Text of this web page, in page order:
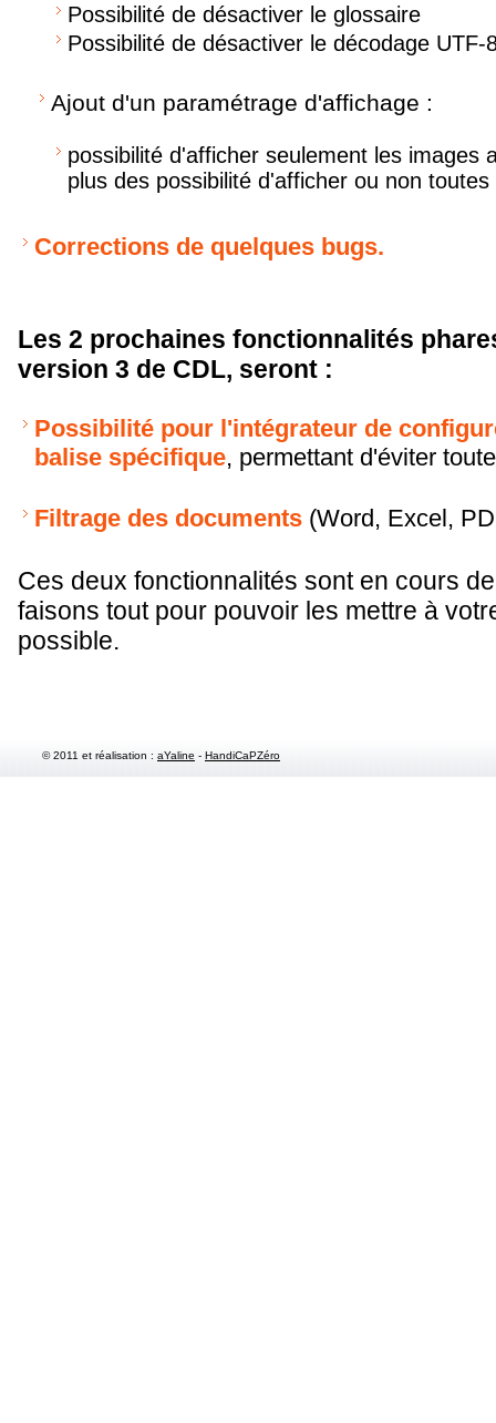
Possibilité de désactiver le glossaire
Possibilité de désactiver le décodage UTF-
Ajout d'un paramétrage d'affichage :
possibilité d'afficher seulement les images
plus des possibilité d'afficher ou non
Corrections de quelques bugs.
Les 2 prochaines fonctionnalités
version 3 de CDL, seront :
Possibilité pour l'intégrateur de
balise spécifique, permettant d'éviter
Filtrage des documents (Word, Excel,
Ces deux fonctionnalités sont en cours
faisons tout pour pouvoir les mettre à
possible.
© 2011 et réalisation : aYaline - HandiCaPZéro